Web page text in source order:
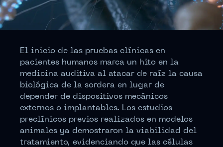
El inicio de las pruebas clínicas en
pacientes humanos marca un hito en la
medicina auditiva al atacar de raíz la causa
biológica de la sordera en lugar de
depender de dispositivos mecánicos
externos o implantables. Los estudios
preclínicos previos realizados en modelos
animales ya demostraron la viabilidad del
tratamiento, evidenciando que las células